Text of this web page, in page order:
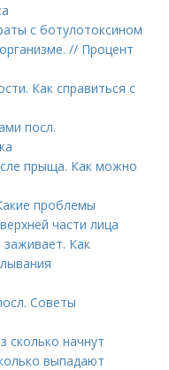
с ботулотоксином
// Процент
Как справиться с
посл.
прыща. Как можно
проблемы
части лица
Как
Советы
сколько начнут
выпадают